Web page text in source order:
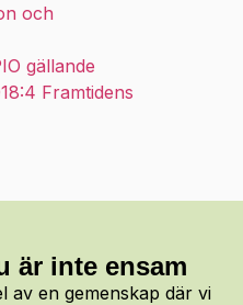
och
gällande
Framtidens
är inte ensam
av en gemenskap där vi